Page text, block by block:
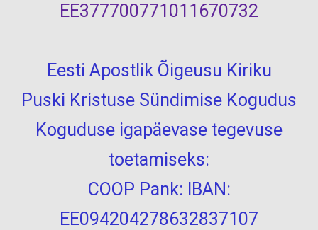
EE377700771011670732
Eesti Apostlik Õigeusu Kiriku
Puski Kristuse Sündimise Kogudus
Koguduse igapäevase tegevuse
toetamiseks:
COOP Pank: IBAN:
EE094204278632837107